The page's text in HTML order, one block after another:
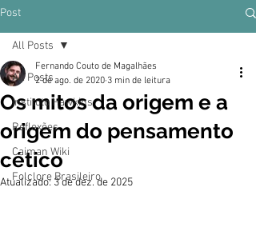
Post
All Posts
Instituto Hawkins
Reflexões
Caiman Wiki
Folclore Brasileiro
All Posts
Os mitos da origem e a
origem do pensamento
cético
Fernando Couto de Magalhães
2 de ago. de 2020 3 min de leitura
Atualizado: 3 de dez. de 2025